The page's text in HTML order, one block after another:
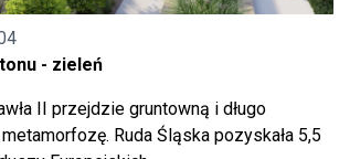
- zieleń
II przejdzie gruntowną i długo
Ruda Śląska pozyskała 5,5